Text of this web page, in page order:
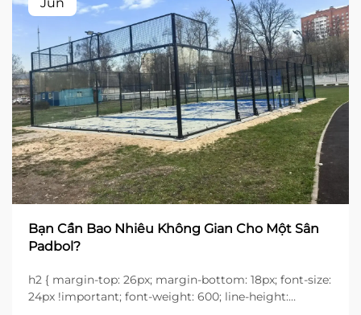
Bạn Cần Bao Nhiêu Không Gian Cho Một Sân
Padbol?
h2 { margin-top: 26px; margin-bottom: 18px; font-size:
24px !important; font-weight: 600; line-height: